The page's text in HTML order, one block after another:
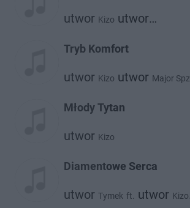
utwor Kizo utwor
Tryb Komfort
utwor Kizo utwor Major Spz
Młody Tytan
utwor Kizo
Diamentowe Serca
utwor Tymek ft. utwor Kizo